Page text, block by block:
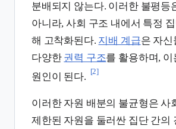
분배되지 않는다. 이러한 불평등
아니라, 사회 구조 내에서 특정
해 고착화된다. 지배 계급은 자
다양한 권력 구조를 활용하며,
원인이 된다.
[2]
이러한 자원 배분의 불균형은
제한된 자원을 둘러싼 집단 간의